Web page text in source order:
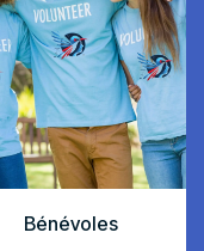
Bénévoles